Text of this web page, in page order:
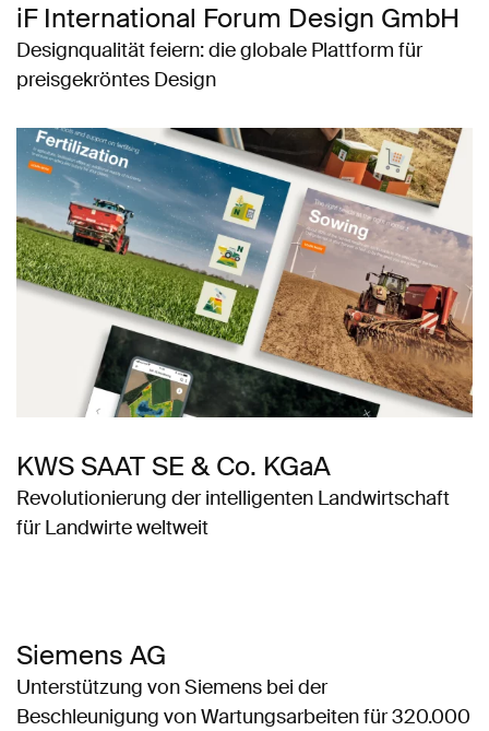
iF International Forum Design GmbH
Designqualität feiern: die globale Plattform für
preisgekröntes Design
KWS SAAT SE & Co. KGaA
Revolutionierung der intelligenten Landwirtschaft
für Landwirte weltweit
Siemens AG
Unterstützung von Siemens bei der
Beschleunigung von Wartungsarbeiten für 320.000